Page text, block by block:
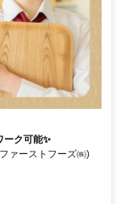
ーク可能✨
ァーストフーズ㈱)